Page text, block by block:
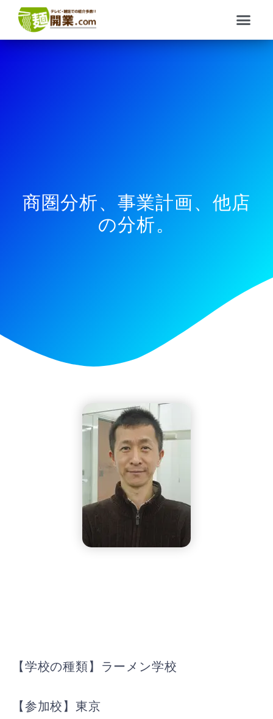
メ
ニ
ュ
商圏分析、事業計画、他店
の分析。
【学校の種類】ラーメン学校
【参加校】東京